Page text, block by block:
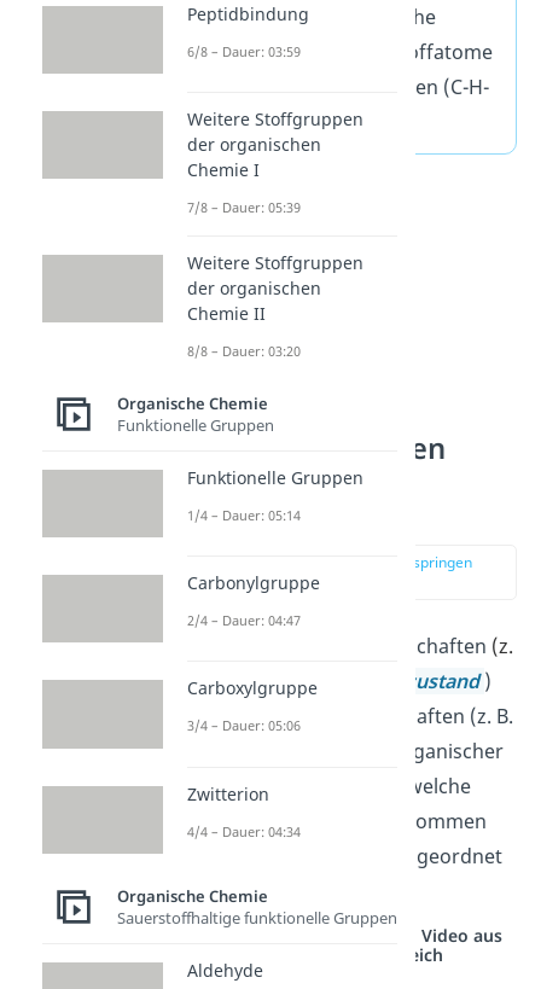
Kohlenstoffatome, welche
überwiegend Wasserstoffatome
als Reste gebunden haben (C-H-
Einheiten).
Stoffeigenschaften
organischer
Verbindungen
zur Stelle im Video springen
(01:36)
Eigenschaften (z.
B.Siedepunkt, Aggregatzustand )
und
chemischen
Eigenschaften (z. B.
) organischer
Stoffe hängen davon ab, welche
Elemente im Molekül vorkommen
und wie sie zueinander angeordnet
sind.
Studyflix vernetzt: Hier ein Video aus
einem anderen Bereich
Peptidbindung
6/8 – Dauer: 03:59
Weitere Stoffgruppen
der organischen
Chemie I
7/8 – Dauer: 05:39
Weitere Stoffgruppen
der organischen
Chemie II
8/8 – Dauer: 03:20
Organische Chemie
Funktionelle Gruppen
Funktionelle Gruppen
1/4 – Dauer: 05:14
Carbonylgruppe
2/4 – Dauer: 04:47
Carboxylgruppe
3/4 – Dauer: 05:06
Zwitterion
4/4 – Dauer: 04:34
Organische Chemie
Sauerstoffhaltige funktionelle Gruppen
Aldehyde